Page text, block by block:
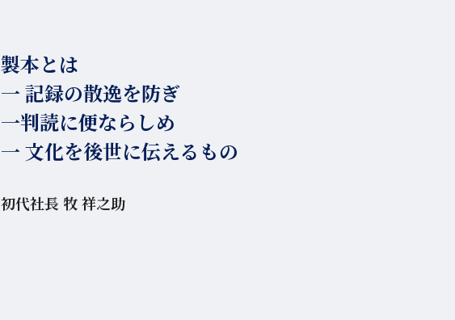
製本とは
一 記録の散逸を防ぎ
一判読に便ならしめ
一 文化を後世に伝えるもの
初代社長 牧 祥之助